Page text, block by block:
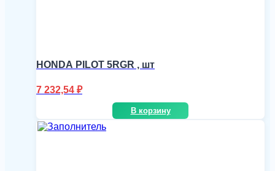
HONDA PILOT 5RGR , шт
7 232,54 ₽
В корзину